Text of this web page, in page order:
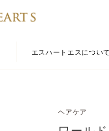
エスハートエスについ
ヘアケア